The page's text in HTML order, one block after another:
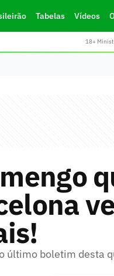
Tabelas Vídeos
18+
último boletim desta